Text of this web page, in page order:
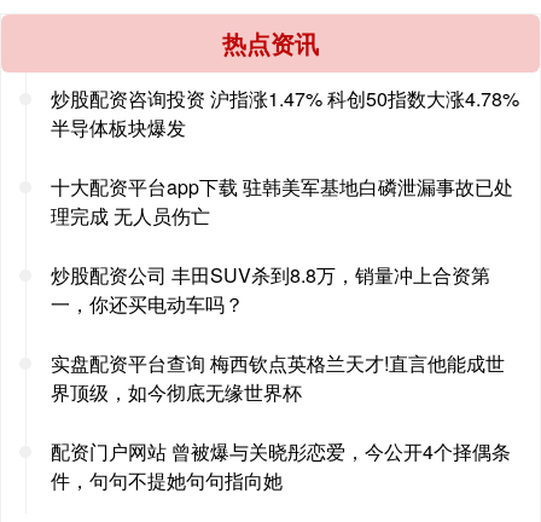
热点资讯
炒股配资咨询投资 沪指涨1.47% 科创50指数大涨4.78%
半导体板块爆发
十大配资平台app下载 驻韩美军基地白磷泄漏事故已处
理完成 无人员伤亡
炒股配资公司 丰田SUV杀到8.8万，销量冲上合资第
一，你还买电动车吗？
实盘配资平台查询 梅西钦点英格兰天才!直言他能成世
界顶级，如今彻底无缘世界杯
配资门户网站 曾被爆与关晓彤恋爱，今公开4个择偶条
件，句句不提她句句指向她